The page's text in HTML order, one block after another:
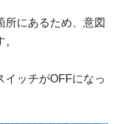
所にあるため、意図
イッチがOFFになっ